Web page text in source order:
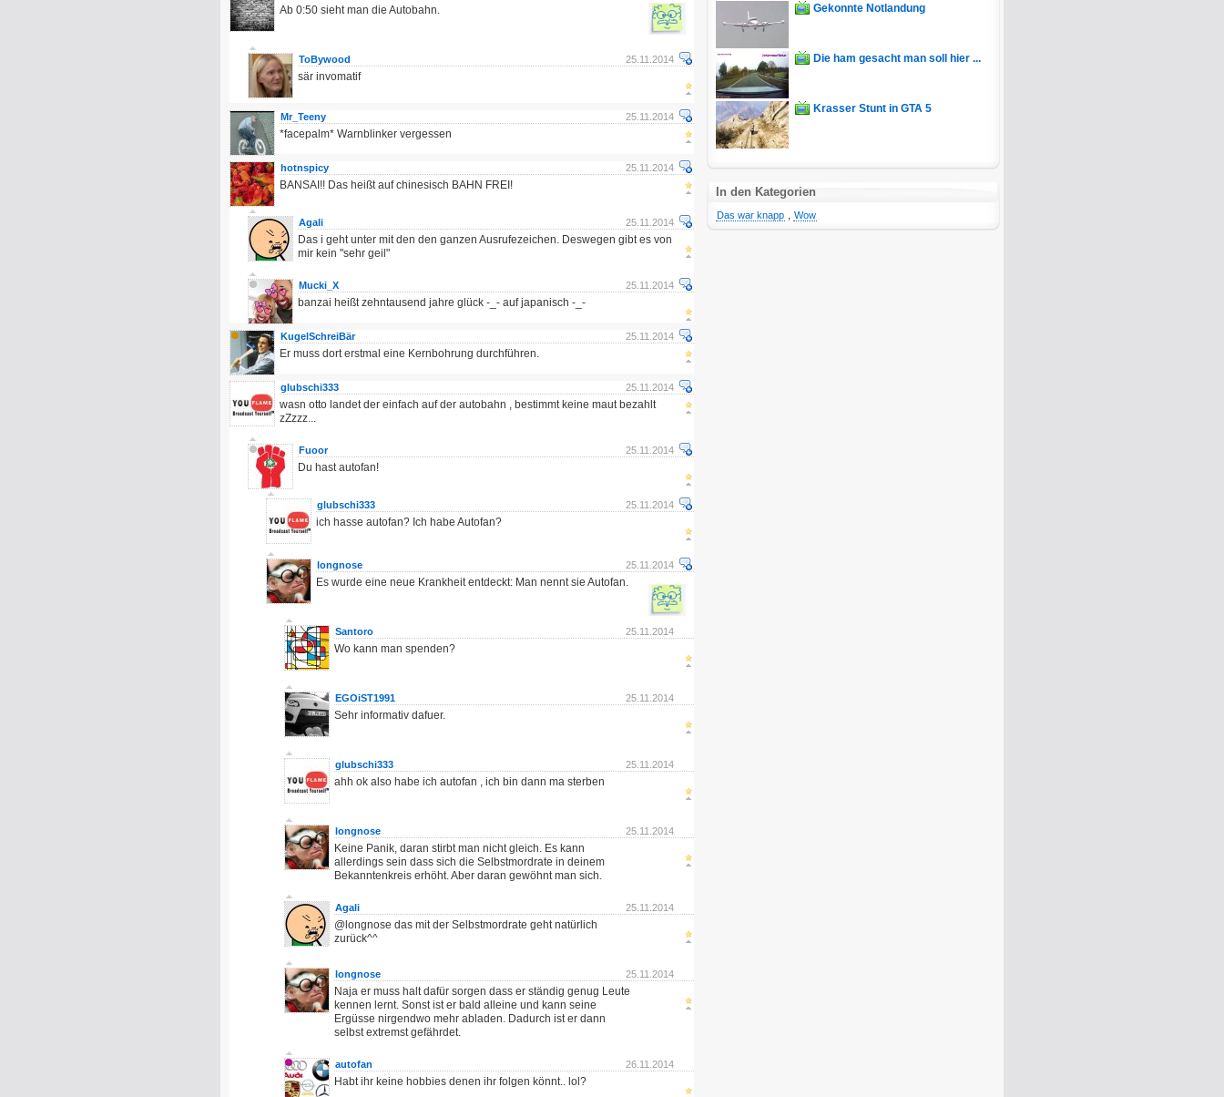
Ab 0:50 sieht man die Autobahn.
25.11.2014
ToBywood
sär invomatif
25.11.2014
Mr_Teeny
*facepalm* Warnblinker vergessen
25.11.2014
hotnspicy
BANSAI!! Das heißt auf chinesisch BAHN FREI!
25.11.2014
Agali
Das i geht unter mit den den ganzen Ausrufezeichen. Deswegen gibt es von
mir kein "sehr geil"
25.11.2014
Mucki_X
banzai heißt zehntausend jahre glück -_- auf japanisch -_-
25.11.2014
KugelSchreiBär
Er muss dort erstmal eine Kernbohrung durchführen.
25.11.2014
glubschi333
wasn otto landet der einfach auf der autobahn , bestimmt keine maut bezahlt
zZzzz...
25.11.2014
Fuoor
Du hast autofan!
25.11.2014
glubschi333
ich hasse autofan? Ich habe Autofan?
25.11.2014
longnose
Es wurde eine neue Krankheit entdeckt: Man nennt sie Autofan.
25.11.2014
Santoro
Wo kann man spenden?
25.11.2014
EGOiST1991
Sehr informativ dafuer.
25.11.2014
glubschi333
ahh ok also habe ich autofan , ich bin dann ma sterben
25.11.2014
longnose
Keine Panik, daran stirbt man nicht gleich. Es kann
allerdings sein dass sich die Selbstmordrate in deinem
Bekanntenkreis erhöht. Aber daran gewöhnt man sich.
25.11.2014
Agali
@longnose das mit der Selbstmordrate geht natürlich
zurück^^
25.11.2014
longnose
Naja er muss halt dafür sorgen dass er ständig genug Leute
kennen lernt. Sonst ist er bald alleine und kann seine
Ergüsse nirgendwo mehr abladen. Dadurch ist er dann
selbst extremst gefährdet.
26.11.2014
autofan
Habt ihr keine hobbies denen ihr folgen könnt.. lol?
Gekonnte Notlandung
Die ham gesacht man soll hier ...
Krasser Stunt in GTA 5
In den Kategorien
Das war knapp Wow